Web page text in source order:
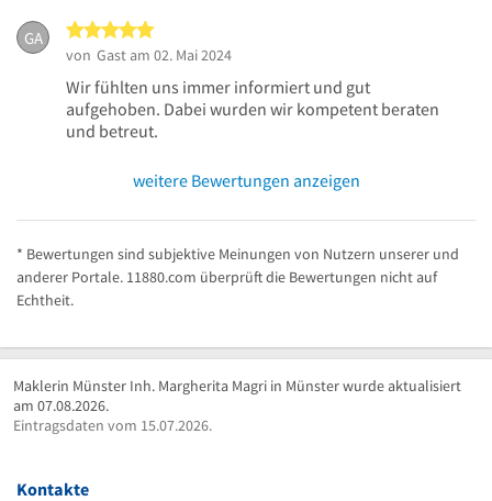
GA
von Gast am 02. Mai 2024
Wir fühlten uns immer informiert und gut
aufgehoben. Dabei wurden wir kompetent beraten
und betreut.
weitere Bewertungen anzeigen
* Bewertungen sind subjektive Meinungen von Nutzern unserer und
anderer Portale. 11880.com überprüft die Bewertungen nicht auf
Echtheit.
Maklerin Münster Inh. Margherita Magri in Münster wurde aktualisiert
am 07.08.2026.
Eintragsdaten vom 15.07.2026.
Kontakte